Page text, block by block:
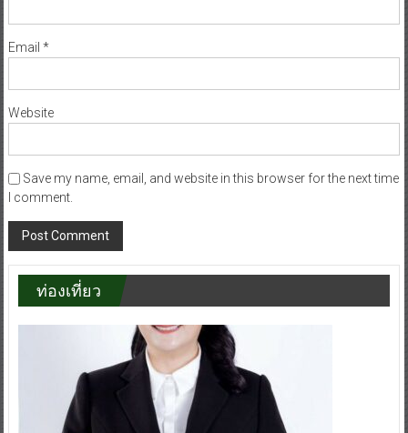
Email *
Website
Save my name, email, and website in this browser for the next time
I comment.
ท่องเที่ยว